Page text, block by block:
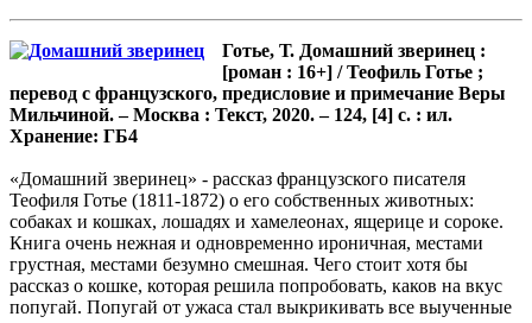
Готье, Т. Домашний зверинец :
[роман : 16+] / Теофиль Готье ;
перевод с французского, предисловие и примечание Веры
Мильчиной. – Москва : Текст, 2020. – 124, [4] с. : ил.
Хранение: ГБ4
«Домашний зверинец» - рассказ французского писателя
Теофиля Готье (1811-1872) о его собственных животных:
собаках и кошках, лошадях и хамелеонах, ящерице и сороке.
Книга очень нежная и одновременно ироничная, местами
грустная, местами безумно смешная. Чего стоит хотя бы
рассказ о кошке, которая решила попробовать, каков на вкус
попугай. Попугай от ужаса стал выкрикивать все выученные